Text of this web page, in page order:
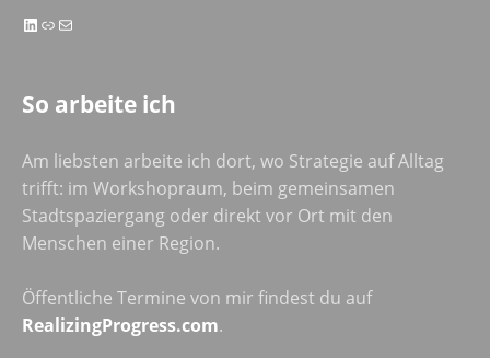
LinkedIn
LinkE-Mail
So arbeite ich
Am liebsten arbeite ich dort, wo Strategie auf Alltag
trifft: im Workshopraum, beim gemeinsamen
Stadtspaziergang oder direkt vor Ort mit den
Menschen einer Region.
Öffentliche Termine von mir findest du auf
RealizingProgress.com.